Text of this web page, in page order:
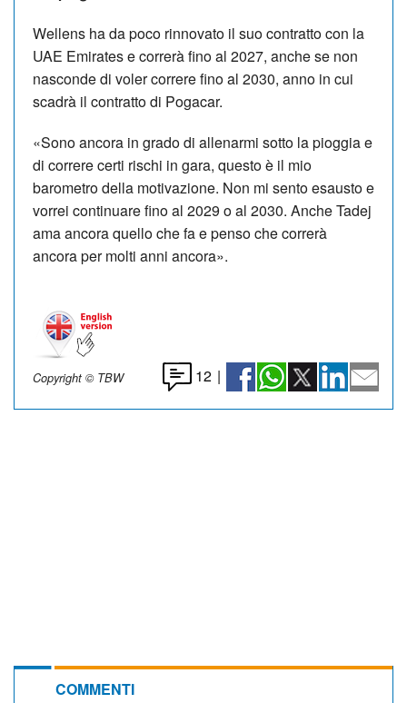
Wellens ha da poco rinnovato il suo contratto con la
UAE Emirates e correrà fino al 2027, anche se non
nasconde di voler correre fino al 2030, anno in cui
scadrà il contratto di Pogacar.
«Sono ancora in grado di allenarmi sotto la pioggia e
di correre certi rischi in gara, questo è il mio
barometro della motivazione. Non mi sento esausto e
vorrei continuare fino al 2029 o al 2030. Anche Tadej
ama ancora quello che fa e penso che correrà
ancora per molti anni ancora».
Copyright © TBW 12 |
COMMENTI